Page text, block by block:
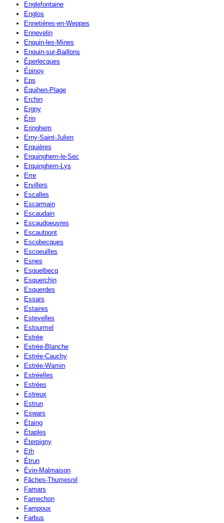
Englefontaine
Englos
Ennetières-en-Weppes
Ennevelin
Enquin-les-Mines
Enquin-sur-Baillons
Éperlecques
Épinoy
Eps
Équihen-Plage
Erchin
Ergny
Érin
Eringhem
Erny-Saint-Julien
Erquières
Erquinghem-le-Sec
Erquinghem-Lys
Erre
Ervillers
Escalles
Escarmain
Escaudain
Escaudoeuvres
Escautpont
Escobecques
Escoeuilles
Esnes
Esquelbecq
Esquerchin
Esquerdes
Essars
Estaires
Estevelles
Estourmel
Estrée
Estrée-Blanche
Estrée-Cauchy
Estrée-Wamin
Estréelles
Estrées
Estreux
Estrun
Eswars
Étaing
Étaples
Éterpigny
Eth
Étrun
Évin-Malmaison
Fâches-Thumesnil
Famars
Famechon
Fampoux
Farbus